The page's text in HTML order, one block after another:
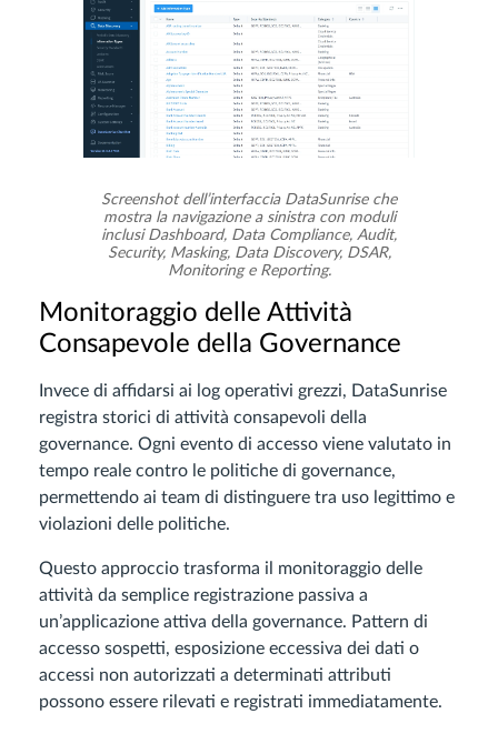
Screenshot dell’interfaccia DataSunrise che
mostra la navigazione a sinistra con moduli
inclusi Dashboard, Data Compliance, Audit,
Security, Masking, Data Discovery, DSAR,
Monitoring e Reporting.
Monitoraggio delle Attività
Consapevole della Governance
Invece di affidarsi ai log operativi grezzi, DataSunrise
registra storici di attività consapevoli della
governance. Ogni evento di accesso viene valutato in
tempo reale contro le politiche di governance,
permettendo ai team di distinguere tra uso legittimo e
violazioni delle politiche.
Questo approccio trasforma il monitoraggio delle
attività da semplice registrazione passiva a
un’applicazione attiva della governance. Pattern di
accesso sospetti, esposizione eccessiva dei dati o
accessi non autorizzati a determinati attributi
possono essere rilevati e registrati immediatamente.